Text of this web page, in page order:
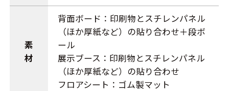
素
材
背面ボード：印刷物とスチレンパネル
（ほか厚紙など）の貼り合わせ＋段ボ
ール
展示ブース：印刷物とスチレンパネル
（ほか厚紙など）の貼り合わせ
フロアシート：ゴム製マット